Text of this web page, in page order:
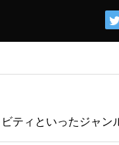
ティといったジャン